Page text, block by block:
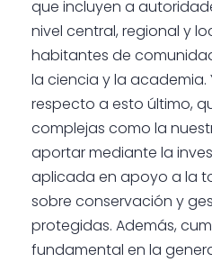
que incluyen a
nivel central, regional y
habitantes de
la ciencia y la academia.
respecto a esto último,
complejas como la
aportar mediante la
aplicada en apoyo a la
sobre conservación y
protegidas. Además,
fundamental en la